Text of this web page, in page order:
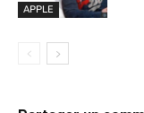
APPLE